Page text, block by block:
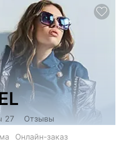
27
Отзывы
Онлайн-заказ